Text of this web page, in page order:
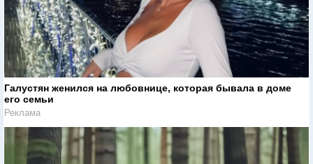
Галустян женился на любовнице, которая бывала в доме
его семьи
Реклама